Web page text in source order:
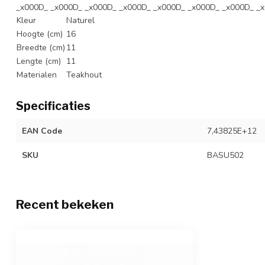
_x000D_ _x000D_ _x000D_ _x000D_ _x000D_ _x000D_ _x000D_
Kleur
Naturel
Hoogte (cm) 16
Breedte (cm) 11
Lengte (cm) 11
Materialen
Teakhout
Specificaties
EAN Code 7,43825E+12
SKU BASU502
Recent bekeken